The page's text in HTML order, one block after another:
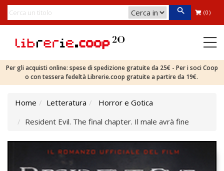
(0)
Per gli acquisti online: spese di spedizione gratuite da 25€ - Per i soci Coop
o con tessera fedeltà Librerie.coop gratuite a partire da 19€.
Home Letteratura
Horror e Gotica
Resident Evil. The final chapter. Il male avrà fine